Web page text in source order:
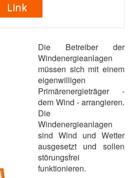
Link
Die Betreiber der
Windenergieanlagen
müssen sich mit einem
eigenwilligen
Primärenergieträger -
dem Wind - arrangieren.
Die
Windenergieanlagen
sind Wind und Wetter
ausgesetzt und sollen
störungsfrei
funktionieren.